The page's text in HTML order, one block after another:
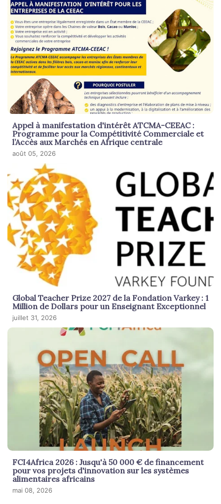
Appel à manifestation d'intérêt ATCMA-CEEAC :
Programme pour la Compétitivité Commerciale et
l’Accès aux Marchés en Afrique centrale
août 05, 2026
Global Teacher Prize 2027 de la Fondation Varkey : 1
Million de Dollars pour un Enseignant Exceptionnel
juillet 31, 2026
FCI4Africa 2026 : Jusqu'à 50 000 € de financement
pour vos projets d'innovation sur les systèmes
alimentaires africains
mai 08, 2026